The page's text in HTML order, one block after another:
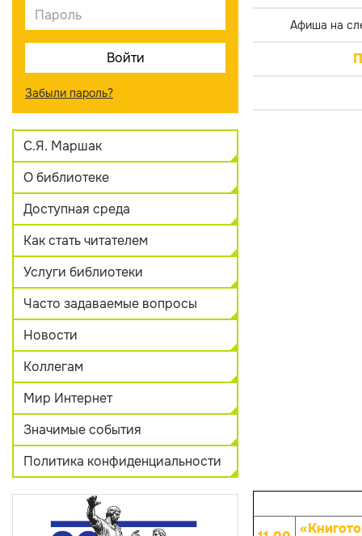
Забыли пароль?
С.Я. Маршак
О библиотеке
Доступная среда
Как стать читателем
Услуги библиотеки
Часто задаваемые вопросы
Новости
Коллегам
Мир Интернет
Значимые события
Политика конфиденциальности
Афиша на